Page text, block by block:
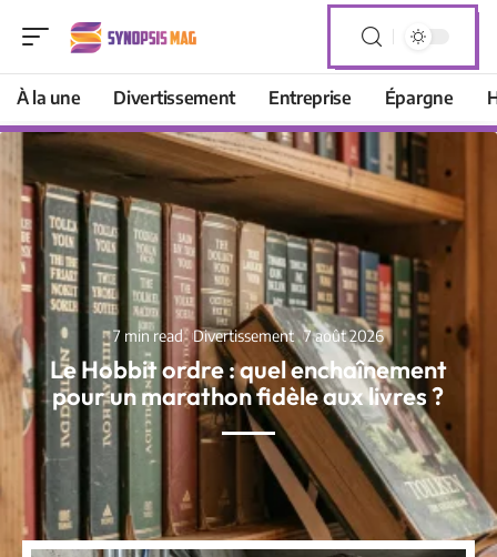
À la une Divertissement Entreprise Épargne
7 min read Divertissement 7 août 2026
Le Hobbit ordre : quel enchaînement
pour un marathon fidèle aux livres ?